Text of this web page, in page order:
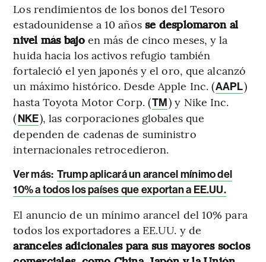
Los rendimientos de los bonos del Tesoro
estadounidense a 10 años se desplomaron al
nivel más bajoen más de cinco meses, y la
huida hacia los activos refugio también
fortaleció el yen japonés y el oro, que alcanzó
un máximo histórico. Desde Apple Inc. (AAPL)
hasta Toyota Motor Corp. (TM) y Nike Inc.
(NKE), las corporaciones globales que
dependen de cadenas de suministro
internacionales retrocedieron.
Ver más: Trump aplicará un arancel mínimo del
10% a todos los países que exportan a EE.UU.
El anuncio de un mínimo arancel del 10% para
todos los exportadores a EE.UU. y de
aranceles adicionales para sus mayores socios